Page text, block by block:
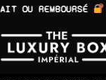
OU REMBOURSÉ